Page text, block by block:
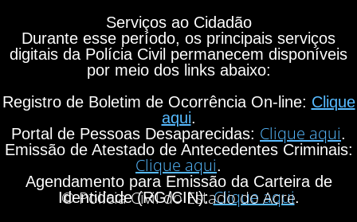
Serviços ao Cidadão
Durante esse período, os principais serviços
digitais da Polícia Civil permanecem disponíveis
por meio dos links abaixo:
Registro de Boletim de Ocorrência On-line: Clique
aqui.
Portal de Pessoas Desaparecidas: Clique aqui.
Emissão de Atestado de Antecedentes Criminais:
Clique aqui.
Agendamento para Emissão da Carteira de
Identidade (RG/CIN):Clique aqui.
© Polícia Civil do Estado do Acre